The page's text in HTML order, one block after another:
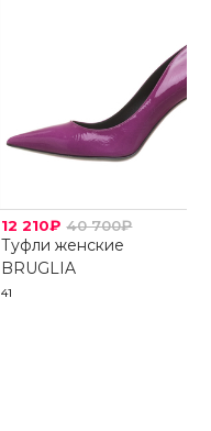
12 210₽ 40 700₽
Туфли женские
BRUGLIA
41